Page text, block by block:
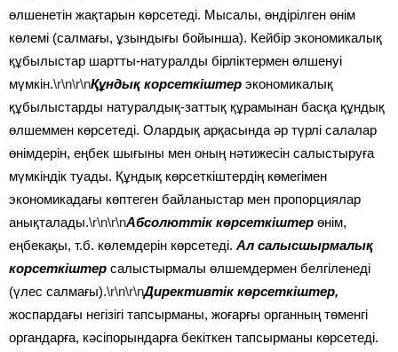
өлшенетін жақтарын көрсетеді. Мысалы, өндірілген өнім
көлемі (салмағы, ұзындығы бойынша). Кейбір экономикалық
құбылыстар шартты-натуралды бірліктермен өлшенуі
мүмкін.\r\n\r\nҚұндық корсеткіштер экономикалық
құбылыстарды натуралдық-заттық құрамынан басқа құндық
өлшеммен көрсетеді. Олардық арқасында әр түрлі салалар
өнімдерін, еңбек шығыны мен оның нәтижесін салыстыруға
мүмкіндік туады. Құндық көрсеткіштердің көмегімен
экономикадағы көптеген байланыстар мен пропорциялар
анықталады.\r\n\r\nАбсолюттік көрсеткіштер өнім,
еңбекақы, т.б. көлемдерін көрсетеді. Ал салысшырмалық
корсеткіштер салыстырмалы өлшемдермен белгіленеді
(үлес салмағы).\r\n\r\nДирективтік көрсеткіштер,
жоспардағы негізігі тапсырманы, жоғарғы органның төменгі
органдарға, кәсіпорындарға бекіткен тапсырманы көрсетеді.